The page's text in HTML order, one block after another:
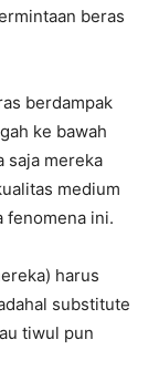
beras
berdampak
ke bawah
saja mereka
medium
fenomena ini.
harus
substitute
tiwul pun